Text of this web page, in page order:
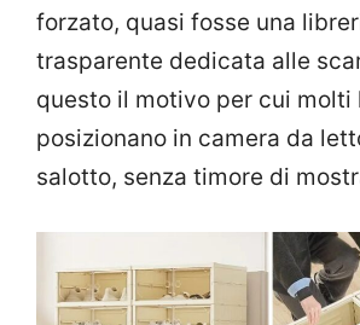
forzato, quasi fosse una
trasparente dedicata alle
questo il motivo per cui molti
posizionano in camera da
salotto, senza timore di